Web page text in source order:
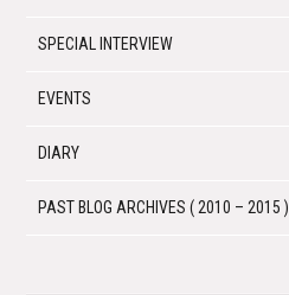
SPECIAL INTERVIEW
EVENTS
DIARY
PAST BLOG ARCHIVES ( 2010 – 2015 )